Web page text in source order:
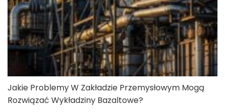
Jakie Problemy W Zakładzie Przemysłowym Mogą
Rozwiązać Wykładziny Bazaltowe?